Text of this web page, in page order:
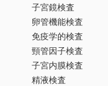
子宮鏡検査
卵管機能検査
免疫学的検査
頸管因子検査
子宮内膜検査
精液検査